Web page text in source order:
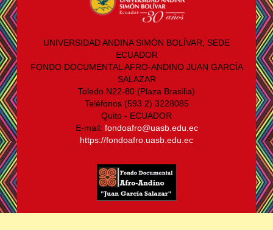
UNIVERSIDAD ANDINA SIMÓN BOLÍVAR, SEDE
ECUADOR
FONDO DOCUMENTAL AFRO-ANDINO JUAN GARCÍA
SALAZAR
Toledo N22-80 (Plaza Brasilia)
Teléfonos (593 2) 3228085
Quito - ECUADOR
E-mail: fondoafro@uasb.edu.ec
https://fondoafro.uasb.edu.ec